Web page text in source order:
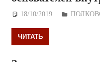
18/10/2019
ЧИТАТЬ